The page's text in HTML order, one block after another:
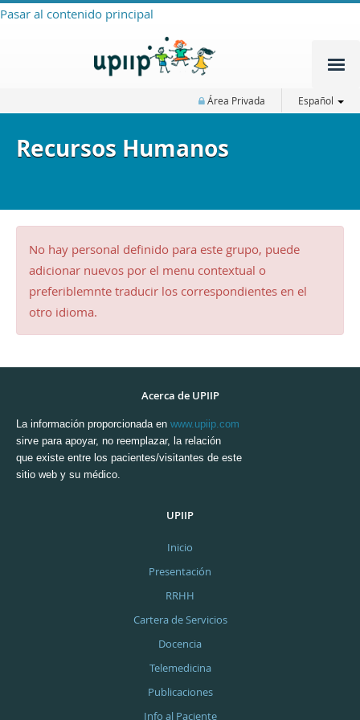
Pasar al contenido principal
Área Privada Español
Recursos Humanos
No hay personal definido para este grupo, puede
adicionar nuevos por el menu contextual o
preferiblemnte traducir los correspondientes en el
otro idioma.
Acerca de UPIIP
La información proporcionada en www.upiip.com
sirve para apoyar, no reemplazar, la relación
que existe entre los pacientes/visitantes de este
sitio web y su médico.
UPIIP
Inicio
Presentación
RRHH
Cartera de Servicios
Docencia
Telemedicina
Publicaciones
Info al Paciente